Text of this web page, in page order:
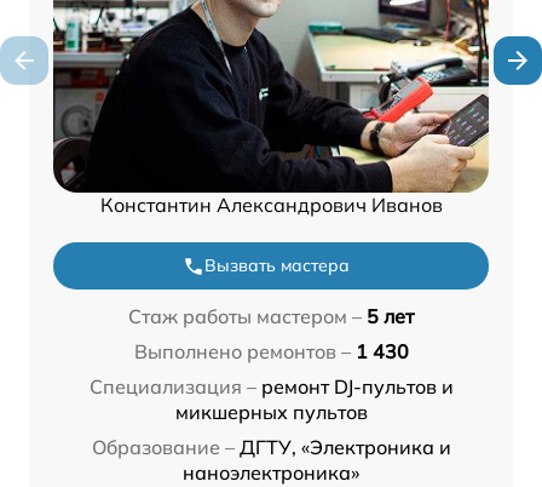
Константин Александрович Иванов
Вызвать мастера
Стаж работы мастером – 5 лет
Выполнено ремонтов – 1 430
Специализация – ремонт DJ-пультов и
микшерных пультов
Образование – ДГТУ, «Электроника и
наноэлектроника»